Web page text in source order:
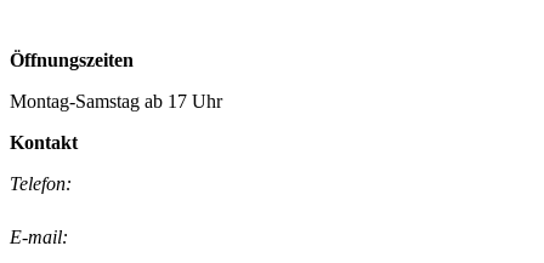
Öffnungszeiten
Montag-Samstag ab 17 Uhr
Kontakt
Telefon:
E-mail: